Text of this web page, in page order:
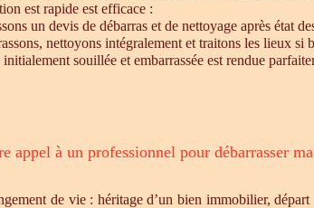
est rapide est efficace :
un devis de débarras et de nettoyage après état
nettoyons intégralement et traitons les lieux si
souillée et embarrassée est rendue
appel à un professionnel pour débarrasser
de vie : héritage d’un bien immobilier,